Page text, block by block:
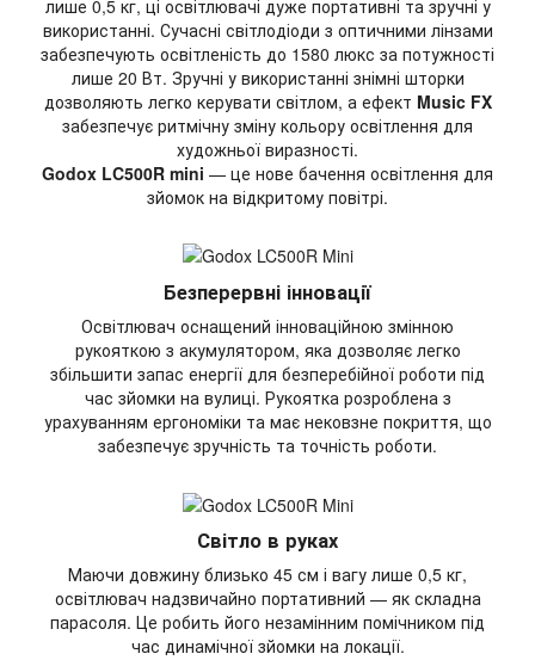
лише 0,5 кг, ці освітлювачі дуже портативні та зручні у
використанні. Сучасні світлодіоди з оптичними лінзами
забезпечують освітленість до 1580 люкс за потужності
лише 20 Вт. Зручні у використанні знімні шторки
дозволяють легко керувати світлом, а ефект Music FX
забезпечує ритмічну зміну кольору освітлення для
художньої виразності.
Godox LC500R mini — це нове бачення освітлення для
зйомок на відкритому повітрі.
Безперервні інновації
Освітлювач оснащений інноваційною змінною
рукояткою з акумулятором, яка дозволяє легко
збільшити запас енергії для безперебійної роботи під
час зйомки на вулиці. Рукоятка розроблена з
урахуванням ергономіки та має нековзне покриття, що
забезпечує зручність та точність роботи.
Світло в руках
Маючи довжину близько 45 см і вагу лише 0,5 кг,
освітлювач надзвичайно портативний — як складна
парасоля. Це робить його незамінним помічником під
час динамічної зйомки на локації.